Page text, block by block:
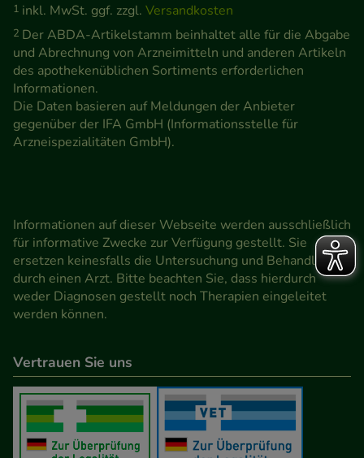
zu gestalten. Bitte beachten Sie, dass Daten hierfür
teilweise an Dritte wie z.B. Google oder soziale
Medien übertragen werden.
1 inkl. MwSt. ggf. zzgl. Versandkosten
2 Der ABDA-Artikelstamm beinhaltet alle für die Abgabe
und Abrechnung von Arzneimitteln und anderen Artikeln
des apothekenüblichen Sortiments erforderlichen
Informationen.
Die Daten basieren auf Meldungen der Anbieter
gegenüber der IFA GmbH (Informationsstelle für
Arzneispezialitäten GmbH).
Informationen auf dieser Webseite werden ausschließlich
für informative Zwecke zur Verfügung gestellt. Sie
ersetzen keinesfalls die Untersuchung und Behandlung
durch einen Arzt. Bitte beachten Sie, dass hierdurch
weder Diagnosen gestellt noch Therapien eingeleitet
werden können.
Vertrauen Sie uns